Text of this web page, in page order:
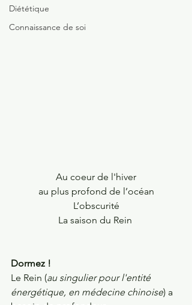
Diététique
Connaissance de soi
Au coeur de l'hiver
au plus profond de l’océan
L’obscurité
La saison du Rein
Dormez !
Le Rein (au singulier pour l'entité
énergétique, en médecine chinoise) a